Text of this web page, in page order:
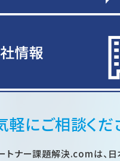
軽にご相談くだ
トナー課題解決.comは、